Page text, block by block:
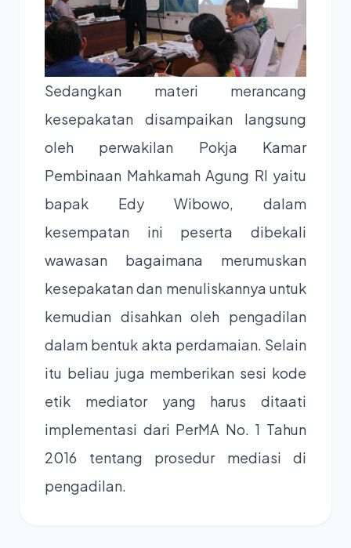
Sedangkan materi merancang
kesepakatan disampaikan langsung
oleh perwakilan Pokja Kamar
Pembinaan Mahkamah Agung RI yaitu
bapak Edy Wibowo, dalam
kesempatan ini peserta dibekali
wawasan bagaimana merumuskan
kesepakatan dan menuliskannya untuk
kemudian disahkan oleh pengadilan
dalam bentuk akta perdamaian. Selain
itu beliau juga memberikan sesi kode
etik mediator yang harus ditaati
implementasi dari PerMA No. 1 Tahun
2016 tentang prosedur mediasi di
pengadilan.